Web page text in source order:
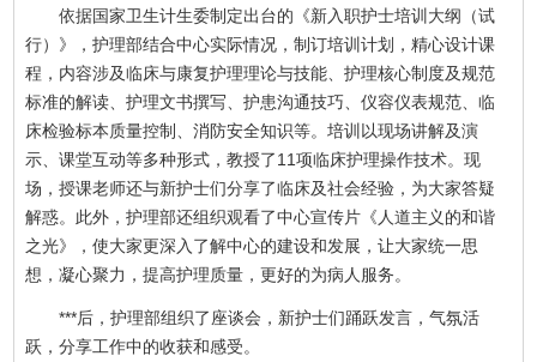
依据国家卫生计生委制定出台的《新入职护士培训大纲（试
行）》，护理部结合中心实际情况，制订培训计划，精心设计课
程，内容涉及临床与康复护理理论与技能、护理核心制度及规范
标准的解读、护理文书撰写、护患沟通技巧、仪容仪表规范、临
床检验标本质量控制、消防安全知识等。培训以现场讲解及演
示、课堂互动等多种形式，教授了11项临床护理操作技术。现
场，授课老师还与新护士们分享了临床及社会经验，为大家答疑
解惑。此外，护理部还组织观看了中心宣传片《人道主义的和谐
之光》，使大家更深入了解中心的建设和发展，让大家统一思
想，凝心聚力，提高护理质量，更好的为病人服务。
***后，护理部组织了座谈会，新护士们踊跃发言，气氛活
跃，分享工作中的收获和感受。